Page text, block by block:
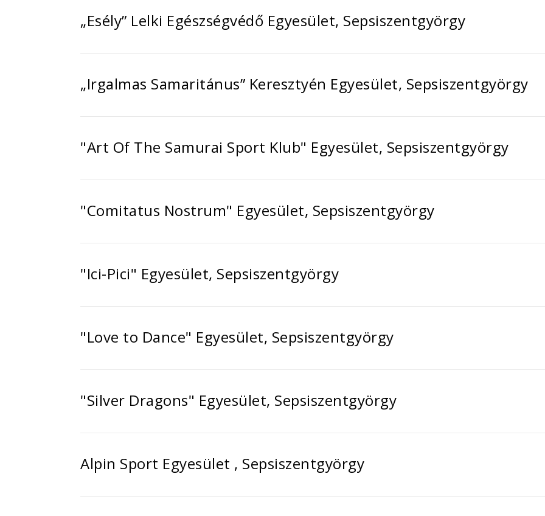
„Esély” Lelki Egészségvédő Egyesület, Sepsiszentgyörgy
„Irgalmas Samaritánus” Keresztyén Egyesület, Sepsiszentgyörgy
"Art Of The Samurai Sport Klub" Egyesület, Sepsiszentgyörgy
"Comitatus Nostrum" Egyesület, Sepsiszentgyörgy
"Ici-Pici" Egyesület, Sepsiszentgyörgy
"Love to Dance" Egyesület, Sepsiszentgyörgy
"Silver Dragons" Egyesület, Sepsiszentgyörgy
Alpin Sport Egyesület , Sepsiszentgyörgy